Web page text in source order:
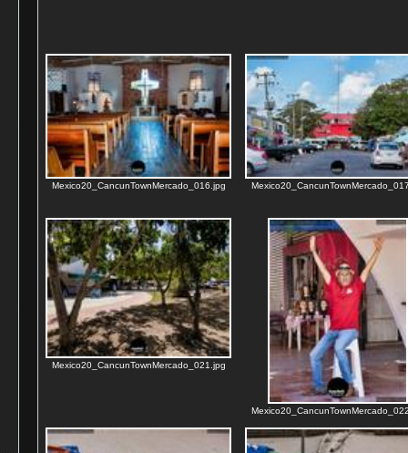
Mexico20_CancunTownMercado_016.jpg
Mexico20_CancunTownMercado_021.jpg